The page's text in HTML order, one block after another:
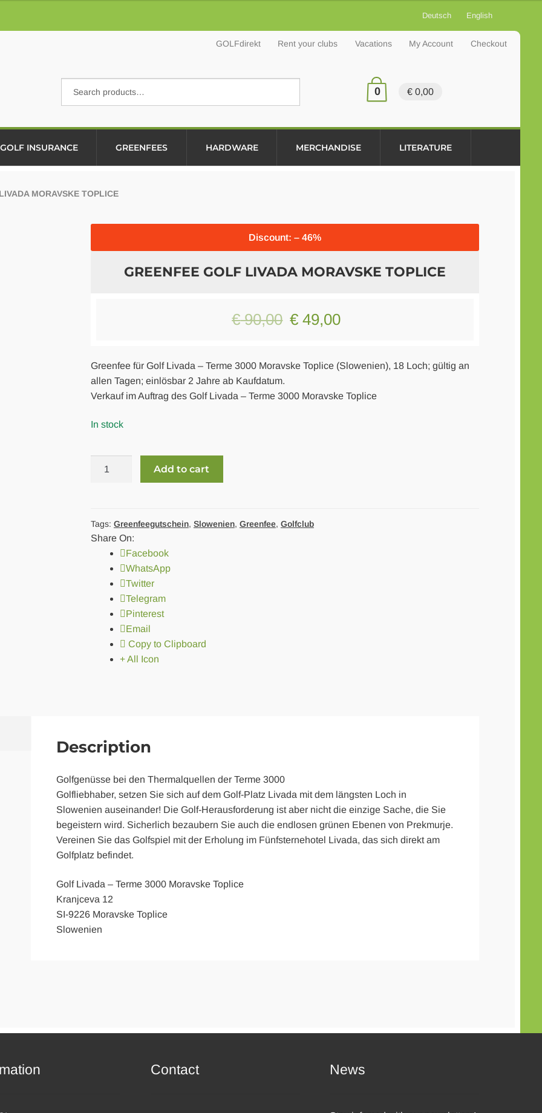
Deutsch English
GOLFdirekt Rent your clubs Vacations My Account Checkout
0 € 0,00
GOLF INSURANCE GREENFEES HARDWARE MERCHANDISE LITERATURE
MORAVSKE TOPLICE
Discount: – 46%
GREENFEE GOLF LIVADA MORAVSKE TOPLICE
€90,00 Original
was:
€ 90,00.
€ 49,00Current
is:
€ 49,00.
Greenfee für Golf Livada – Terme 3000 Moravske Toplice (Slowenien), 18 Loch; gültig an
allen Tagen; einlösbar 2 Jahre ab Kaufdatum.
Verkauf im Auftrag des Golf Livada – Terme 3000 Moravske Toplice
In stock
Toplice
quantity
Add to cart
Tags: Greenfeegutschein, Slowenien, Greenfee, Golfclub
Share On:
Facebook
WhatsApp
Twitter
Telegram
Pinterest
Email
Copy to Clipboard
All Icon
Description
Golfgenüsse bei den Thermalquellen der Terme 3000
Golfliebhaber, setzen Sie sich auf dem Golf-Platz Livada mit dem längsten Loch in
Slowenien auseinander! Die Golf-Herausforderung ist aber nicht die einzige Sache, die Sie
begeistern wird. Sicherlich bezaubern Sie auch die endlosen grünen Ebenen von Prekmurje.
Vereinen Sie das Golfspiel mit der Erholung im Fünfsternehotel Livada, das sich direkt am
Golfplatz befindet.
Golf Livada – Terme 3000 Moravske Toplice
Kranjceva 12
SI-9226 Moravske Toplice
Slowenien
Contact News